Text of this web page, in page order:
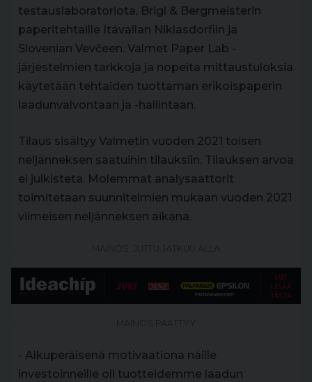
testauslaboratoriota, Brigl & Bergmeisterin
paperitehtaille Itävallan Niklasdorfiin ja
Slovenian Vevčeen. Valmet Paper Lab -
järjestelmien tarkkoja ja nopeita mittaustuloksia
käytetään tehtaiden tuottaman erikoispaperin
laadunvalvontaan ja -hallintaan.
Tilaus sisältyy Valmetin vuoden 2021 toisen
neljänneksen saatuihin tilauksiin. Tilauksen arvoa
ei julkisteta. Molemmat analysaattorit
toimitetaan suunnitelmien mukaan vuoden 2021
viimeisen neljänneksen aikana.
- Alkuperäisenä motivaationa näille
investoinneille oli tuotteidemme laadun